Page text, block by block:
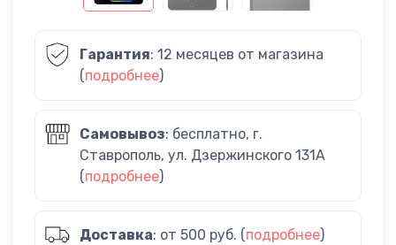
Гарантия: 12 месяцев от магазина
(подробнее)
Самовывоз: бесплатно, г.
Ставрополь, ул. Дзержинского 131А
(подробнее)
Доставка: от 500 руб. (подробнее)